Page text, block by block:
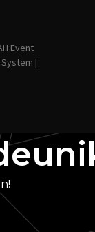
Event
|